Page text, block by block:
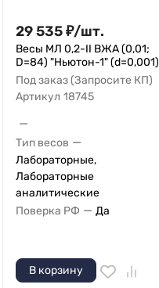
29 535₽/шт.
Весы МЛ 0,2-II ВЖА (0,01;
D=84) "Ньютон-1" (d=0,001)
Под заказ (Запросите КП)
Артикул 18745
—
Тип весов —
Лабораторные,
Лабораторные
аналитические
Поверка РФ — Да
В корзину